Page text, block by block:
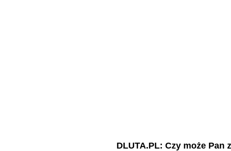
DLUTA.PL: Czy może